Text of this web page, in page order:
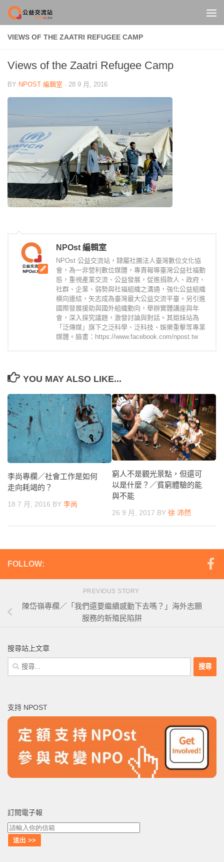
Skip to content
VIEWS OF THE ZAATRI REFUGEE CAMP
Views of the Zaatri Refugee Camp
BY NPOST 編輯室 · 28 9 月, 2016
NPOst 編輯室
NPOst 公益交流站，隸屬社團法人臺灣數位文化協
會，為一非營利數位媒體，專責報導臺灣公益社福動
態，重視產業交流、公益發展，促進捐款人、政府、
社群、企業、弱勢與社福組織之溝通，強化公益組織
橫向連結，矢志成為臺灣最大公益交流平臺。另引進
國際發展援助與國外組織動向，舉辦實體講座與年
會，深入探究議題，激發討論與對話。其姐妹站為
「泛傳媒」旗下之泛科學、泛科技、娛樂重擊等專業
媒體。臉書：https://www.facebook.com/npost.tw
YOU MAY ALSO LIKE...
李尚專欄／社會工作是如何
走向耗竭的？
18 7 月, 2016 BY 李尚
窮人不是觀光景點，但還可
以是什麼？／貧窮體驗的能
與不能
26 9 月, 2017 BY 徐 沛然
FOLLOW:
PREVIOUS STORY
陳岱嶺專欄／「我們還要繼續感動下去嗎？」海外志願
服務的新殖民陷阱
搜尋站上文章
搜
尋
字:
支持 NPOST
訂閱電子報